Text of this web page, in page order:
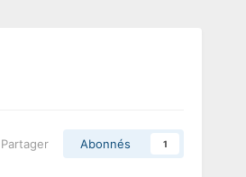
Partager Abonnés 1